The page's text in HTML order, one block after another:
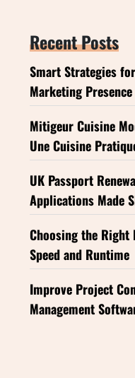
Recent Posts
Smart Strategies
Marketing Presence
Mitigeur Cuisine
Une Cuisine
UK Passport
Applications Made
Choosing the
Speed and Runtime
Improve Project
Management